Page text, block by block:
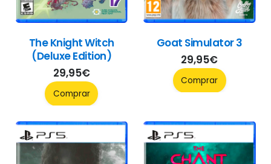
The Knight Witch
(Deluxe Edition)
29,95€
Comprar
Goat Simulator 3
29,95€
Comprar